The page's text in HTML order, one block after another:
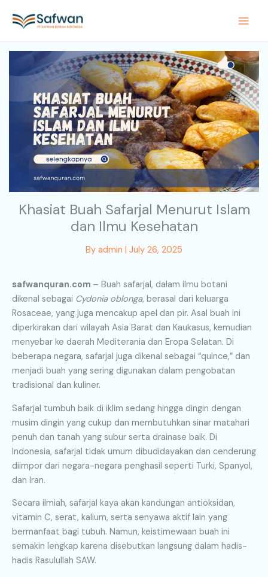
Khasiat Buah Safarjal Menurut Islam
dan Ilmu Kesehatan
By admin | July 26, 2025
safwanquran.com – Buah safarjal, dalam ilmu botani
dikenal sebagai Cydonia oblonga, berasal dari keluarga
Rosaceae, yang juga mencakup apel dan pir. Asal buah ini
diperkirakan dari wilayah Asia Barat dan Kaukasus, kemudian
menyebar ke daerah Mediterania dan Eropa Selatan. Di
beberapa negara, safarjal juga dikenal sebagai “quince,” dan
menjadi buah yang sering digunakan dalam pengobatan
tradisional dan kuliner.
Safarjal tumbuh baik di iklim sedang hingga dingin dengan
musim dingin yang cukup dan membutuhkan sinar matahari
penuh dan tanah yang subur serta drainase baik. Di
Indonesia, safarjal tidak umum dibudidayakan dan cenderung
diimpor dari negara-negara penghasil seperti Turki, Spanyol,
dan Iran.
Secara ilmiah, safarjal kaya akan kandungan antioksidan,
vitamin C, serat, kalium, serta senyawa aktif lain yang
bermanfaat bagi tubuh. Namun, keistimewaan buah ini
semakin lengkap karena disebutkan langsung dalam hadis-
hadis Rasulullah SAW.